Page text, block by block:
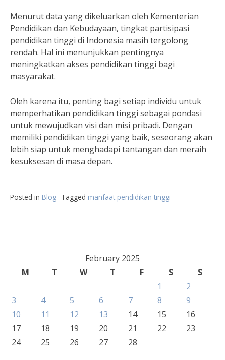
Menurut data yang dikeluarkan oleh Kementerian
Pendidikan dan Kebudayaan, tingkat partisipasi
pendidikan tinggi di Indonesia masih tergolong
rendah. Hal ini menunjukkan pentingnya
meningkatkan akses pendidikan tinggi bagi
masyarakat.
Oleh karena itu, penting bagi setiap individu untuk
memperhatikan pendidikan tinggi sebagai pondasi
untuk mewujudkan visi dan misi pribadi. Dengan
memiliki pendidikan tinggi yang baik, seseorang akan
lebih siap untuk menghadapi tantangan dan meraih
kesuksesan di masa depan.
Posted in Blog Tagged manfaat pendidikan tinggi
February 2025
M
T W T F S
S
1
2
3
4 5 6 7 8
9
10
11 12 13 14 15
16
17
18 19 20 21 22
23
24
25 26 27 28